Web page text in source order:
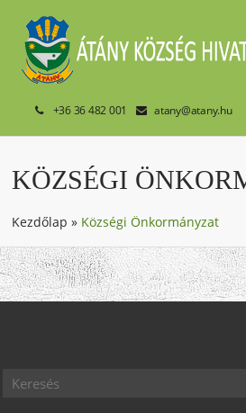
+36 36 482 001 atany@atany.hu
KÖZSÉGI
Kezdőlap » Községi Önkormányzat